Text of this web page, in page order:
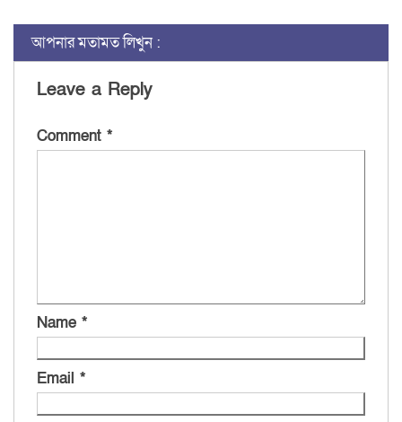
আপনার মতামত লিখুন :
Leave a Reply
Comment *
Name *
Email *